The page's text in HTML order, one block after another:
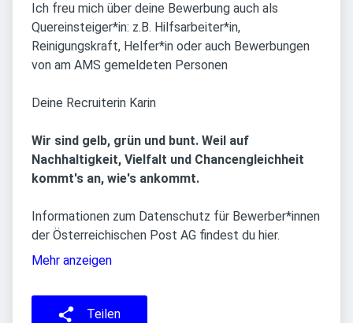
Ich freu mich über deine Bewerbung auch als
Quereinsteiger*in: z.B. Hilfsarbeiter*in,
Reinigungskraft, Helfer*in oder auch Bewerbungen
von am AMS gemeldeten Personen
Deine Recruiterin Karin
Wir sind gelb, grün und bunt. Weil auf
Nachhaltigkeit, Vielfalt und Chancengleichheit
kommt's an, wie's ankommt.
Informationen zum Datenschutz für Bewerber*innen
der Österreichischen Post AG findest du hier.
Mehr anzeigen
Teilen